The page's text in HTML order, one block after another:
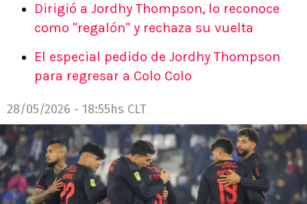
Dirigió a Jordhy Thompson, lo reconoce
como "regalón" y rechaza su vuelta
El especial pedido de Jordhy Thompson
para regresar a Colo Colo
28/05/2026 - 18:55hs CLT